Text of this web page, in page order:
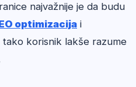
najvažnije je da budu
optimizacija i
korisnik lakše razume